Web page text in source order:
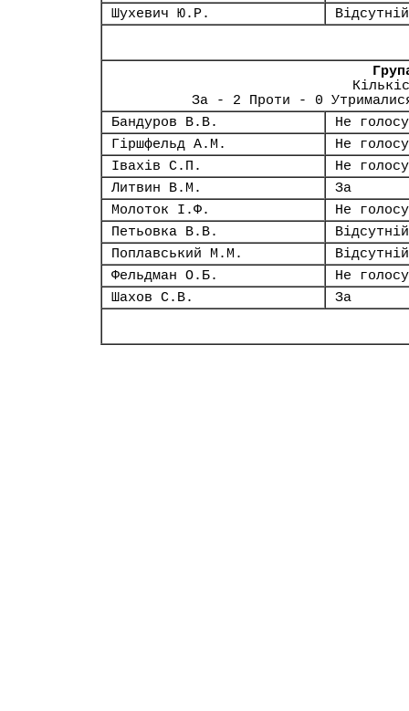
Шухевич Ю.Р.
Відсутній
За - 2 Проти - 0
Бандуров В.В.
Не
Гіршфельд А.М.
Не
Івахів С.П.
Не
Литвин В.М.
За
Молоток І.Ф.
Не
Петьовка В.В.
Відсутній
Поплавський М.М.
Відсутній
Фельдман О.Б.
Не
Шахов С.В.
За